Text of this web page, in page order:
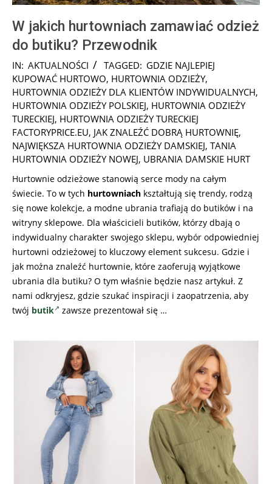
W jakich hurtowniach zamawiać odzież
do butiku? Przewodnik
2025-
09-
04
IN: AKTUALNOŚCI TAGGED: GDZIE NAJLEPIEJ
KUPOWAĆ HURTOWO, HURTOWNIA ODZIEŻY,
HURTOWNIA ODZIEŻY DLA KLIENTÓW INDYWIDUALNYCH,
HURTOWNIA ODZIEŻY POLSKIEJ, HURTOWNIA ODZIEŻY
TURECKIEJ, HURTOWNIA ODZIEŻY TURECKIEJ
FACTORYPRICE.EU, JAK ZNALEŹĆ DOBRĄ HURTOWNIĘ,
NAJWIĘKSZA HURTOWNIA ODZIEŻY DAMSKIEJ, TANIA
HURTOWNIA ODZIEŻY NOWEJ, UBRANIA DAMSKIE HURT
Hurtownie odzieżowe stanowią serce mody na całym
świecie. To w tych hurtowniach kształtują się trendy, rodzą
się nowe kolekcje, a modne ubrania trafiają do butików i na
witryny sklepowe. Dla właścicieli butików, którzy dbają o
indywidualny charakter swojego sklepu, wybór odpowiedniej
hurtowni odzieżowej to kluczowy element sukcesu. Gdzie i
jak można znaleźć hurtownie, które zaoferują wyjątkowe
ubrania dla butiku? O tym właśnie będzie nasz artykuł. Z
nami odkryjesz, gdzie szukać inspiracji i zaopatrzenia, aby
twój butik zawsze prezentował się …